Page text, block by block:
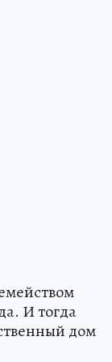
И тогда
дом